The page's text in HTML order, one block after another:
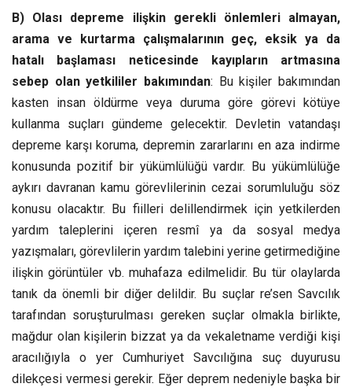
B) Olası depreme ilişkin gerekli önlemleri almayan,
arama ve kurtarma çalışmalarının geç, eksik ya da
hatalı başlaması neticesinde kayıpların artmasına
sebep olan yetkililer bakımından: Bu kişiler bakımından
kasten insan öldürme veya duruma göre görevi kötüye
kullanma suçları gündeme gelecektir. Devletin vatandaşı
depreme karşı koruma, depremin zararlarını en aza indirme
konusunda pozitif bir yükümlülüğü vardır. Bu yükümlülüğe
aykırı davranan kamu görevlilerinin cezai sorumluluğu söz
konusu olacaktır. Bu fiilleri delillendirmek için yetkilerden
yardım taleplerini içeren resmî ya da sosyal medya
yazışmaları, görevlilerin yardım talebini yerine getirmediğine
ilişkin görüntüler vb. muhafaza edilmelidir. Bu tür olaylarda
tanık da önemli bir diğer delildir. Bu suçlar re’sen Savcılık
tarafından soruşturulması gereken suçlar olmakla birlikte,
mağdur olan kişilerin bizzat ya da vekaletname verdiği kişi
aracılığıyla o yer Cumhuriyet Savcılığına suç duyurusu
dilekçesi vermesi gerekir. Eğer deprem nedeniyle başka bir